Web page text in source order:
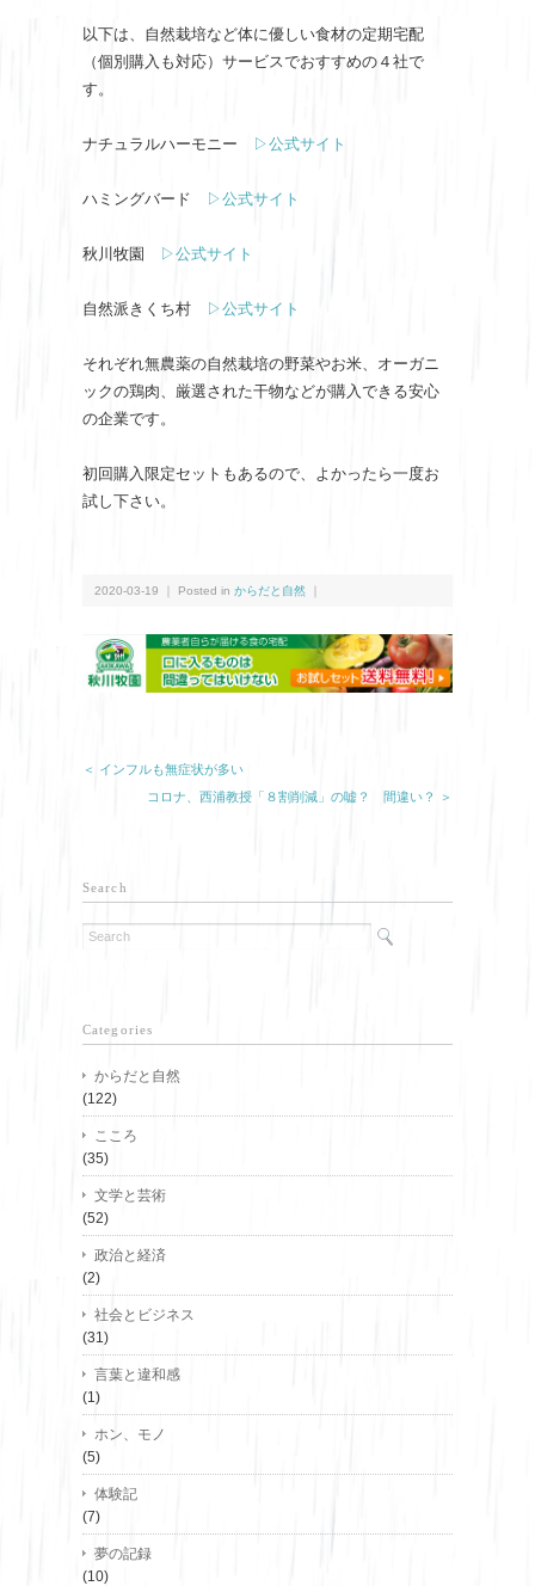
以下は、自然栽培など体に優しい食材の定期宅配
（個別購入も対応）サービスでおすすめの４社で
す。
ナチュラルハーモニー ▷公式サイト
ハミングバード ▷公式サイト
秋川牧園 ▷公式サイト
自然派きくち村 ▷公式サイト
それぞれ無農薬の自然栽培の野菜やお米、オーガニ
ックの鶏肉、厳選された干物などが購入できる安心
の企業です。
初回購入限定セットもあるので、よかったら一度お
試し下さい。
2020-03-19 ｜ Posted in からだと自然
＜ インフルも無症状が多い
コロナ、西浦教授「８割削減」の嘘？ 間違い？ ＞
Search
Categories
からだと自然
(122)
こころ
(35)
文学と芸術
(52)
政治と経済
(2)
社会とビジネス
(31)
言葉と違和感
(1)
ホン、モノ
(5)
体験記
(7)
夢の記録
(10)